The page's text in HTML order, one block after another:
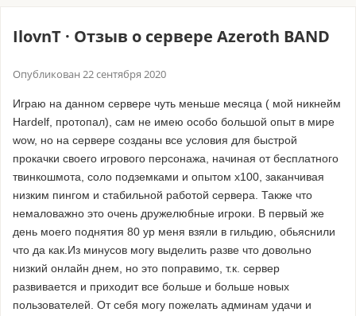
IlovnT · Отзыв о сервере Azeroth BAND
Опубликован 22 сентября 2020
Играю на данном сервере чуть меньше месяца ( мой никнейм
Hardelf, протопал), сам не имею особо большой опыт в мире
wow, но на сервере созданы все условия для быстрой
прокачки своего игрового персонажа, начиная от бесплатного
твинкошмота, соло подземками и опытом х100, заканчивая
низким пингом и стабильной работой сервера. Также что
немаловажно это очень дружелюбные игроки. В первый же
день моего поднятия 80 ур меня взяли в гильдию, обьяснили
что да как.Из минусов могу выделить разве что довольно
низкий онлайн днем, но это поправимо, т.к. сервер
развивается и приходит все больше и больше новых
пользователей. От себя могу пожелать админам удачи и